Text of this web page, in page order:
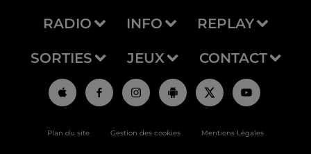
RADIO INFO REPLAY
SORTIES JEUX CONTACT
Plan du site Gestion des cookies Mentions Légales